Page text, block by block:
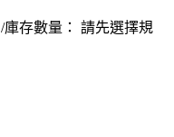
/庫存數量： 請先選擇規